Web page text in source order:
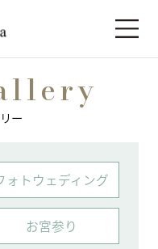
ー
ォトウェディング
お宮参り